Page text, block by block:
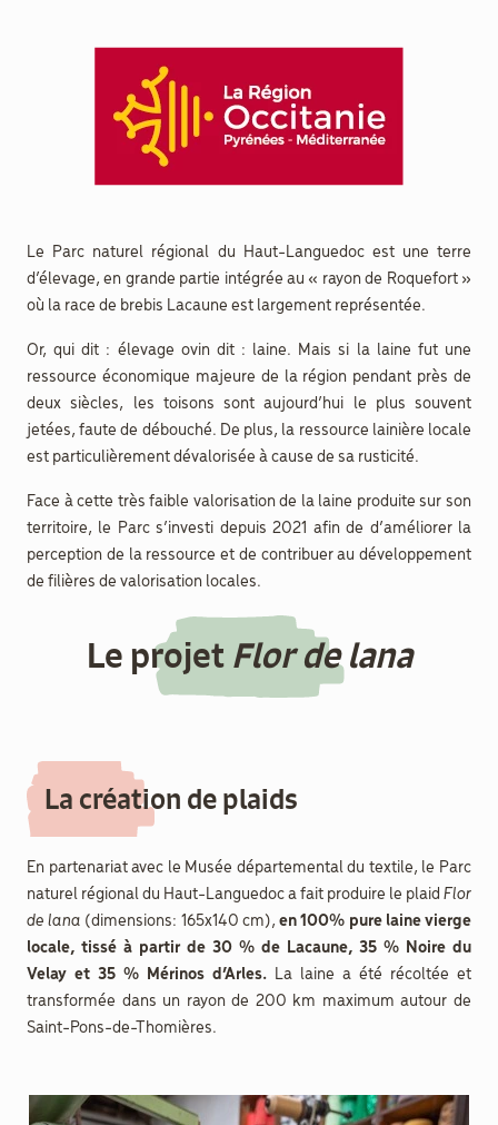
Le Parc naturel régional du Haut-Languedoc est une terre
d’élevage, en grande partie intégrée au « rayon de Roquefort »
où la race de brebis Lacaune est largement représentée.
Or, qui dit : élevage ovin dit : laine. Mais si la laine fut une
ressource économique majeure de la région pendant près de
deux siècles, les toisons sont aujourd’hui le plus souvent
jetées, faute de débouché. De plus, la ressource lainière locale
est particulièrement dévalorisée à cause de sa rusticité.
Face à cette très faible valorisation de la laine produite sur son
territoire, le Parc s’investi depuis 2021 afin de d’améliorer la
perception de la ressource et de contribuer au développement
de filières de valorisation locales.
Le projet Flor de lana
La création de plaids
En partenariat avec le Musée départemental du textile, le Parc
naturel régional du Haut-Languedoc a fait produire le plaid Flor
de lana (dimensions: 165x140 cm),en 100% pure laine vierge
locale, tissé à partir de 30 % de Lacaune, 35 % Noire du
Velay et 35 % Mérinos d’Arles. La laine a été récoltée et
transformée dans un rayon de 200 km maximum autour de
Saint-Pons-de-Thomières.